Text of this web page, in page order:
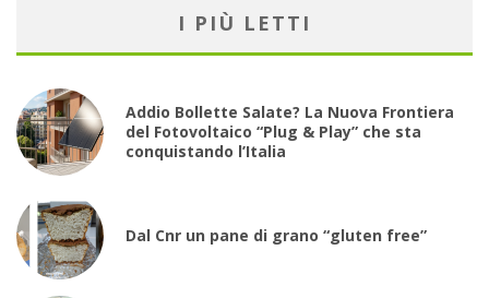
I PIÙ LETTI
Addio Bollette Salate? La Nuova Frontiera
del Fotovoltaico “Plug & Play” che sta
conquistando l’Italia
Dal Cnr un pane di grano “gluten free”